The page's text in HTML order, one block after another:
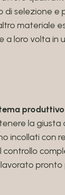
selezione e
materiale
a loro volta in
produttivo
la giusta
incollati con
controllo
pronto